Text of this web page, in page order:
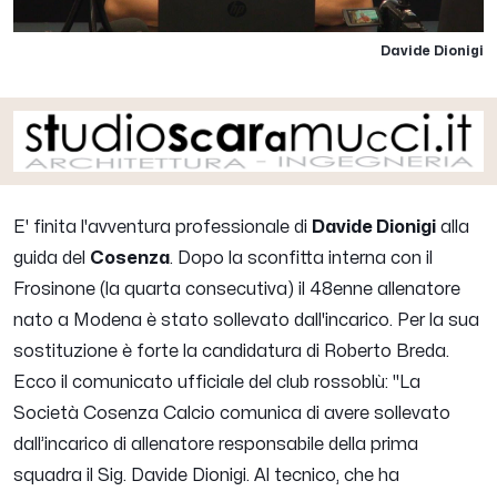
Davide Dionigi
E' finita l'avventura professionale di Davide Dionigi alla
guida del Cosenza. Dopo la sconfitta interna con il
Frosinone (la quarta consecutiva) il 48enne allenatore
nato a Modena è stato sollevato dall'incarico. Per la sua
sostituzione è forte la candidatura di Roberto Breda.
Ecco il comunicato ufficiale del club rossoblù: " La
Società Cosenza Calcio comunica di avere sollevato
dall’incarico di allenatore responsabile della prima
squadra il Sig. Davide Dionigi. Al tecnico, che ha